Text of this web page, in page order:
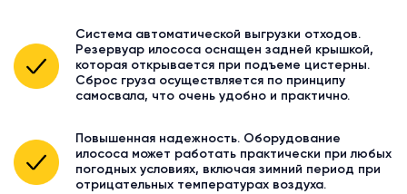
Система автоматической выгрузки отходов.
Резервуар илососа оснащен задней крышкой,
которая открывается при подъеме цистерны.
Сброс груза осуществляется по принципу
самосвала, что очень удобно и практично.
Повышенная надежность. Оборудование
илососа может работать практически при любых
погодных условиях, включая зимний период при
отрицательных температурах воздуха.